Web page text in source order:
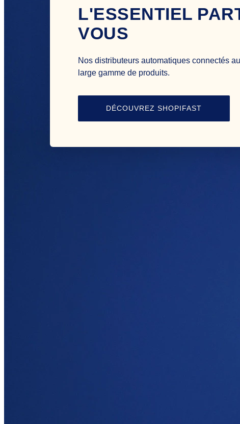
L'ESSENTIEL
VOUS
Nos distributeurs automatiques connectés
large gamme de produits.
DÉCOUVREZ SHOPIFAST